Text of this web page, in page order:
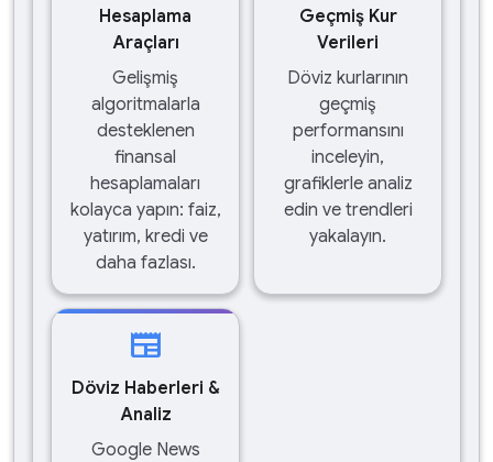
Hesaplama
Araçları
Gelişmiş
algoritmalarla
desteklenen
finansal
hesaplamaları
kolayca yapın: faiz,
yatırım, kredi ve
daha fazlası.
Geçmiş Kur
Verileri
Döviz kurlarının
geçmiş
performansını
inceleyin,
grafiklerle analiz
edin ve trendleri
yakalayın.
newspaper
Döviz Haberleri &
Analiz
Google News